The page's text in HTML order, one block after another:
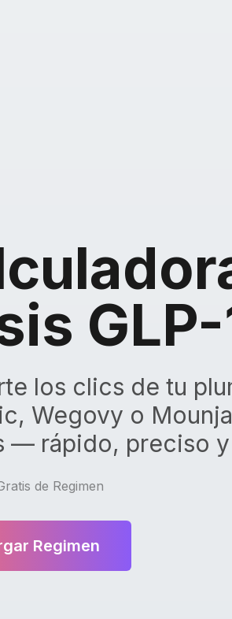
GLP-
los clics de tu
Wegovy o
— rápido, preciso
de Regimen
Regimen